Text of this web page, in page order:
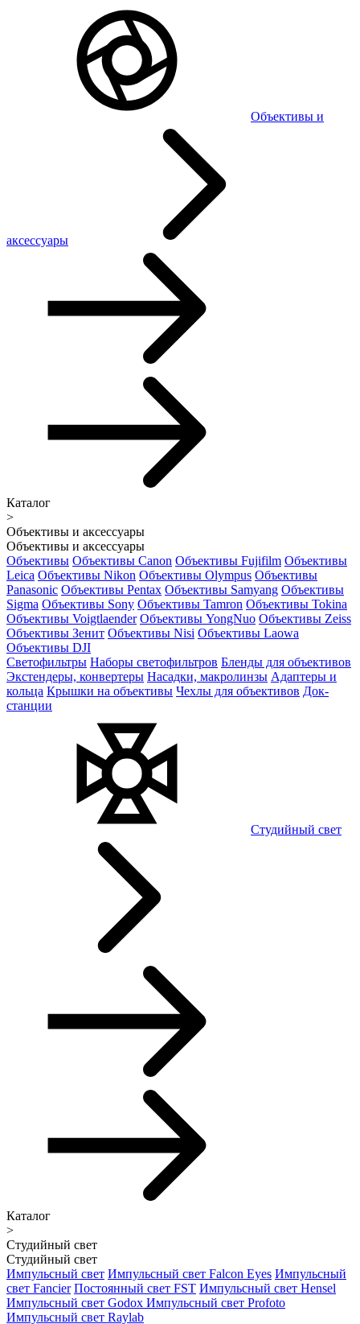
Объективы и
аксессуары
Каталог
>
Объективы и аксессуары
Объективы и аксессуары
Объективы Объективы Canon Объективы Fujifilm Объективы
Leica Объективы Nikon Объективы Olympus Объективы
Panasonic Объективы Pentax Объективы Samyang Объективы
Sigma Объективы Sony Объективы Tamron Объективы Tokina
Объективы Voigtlaender Объективы YongNuo Объективы Zeiss
Объективы Зенит Объективы Nisi Объективы Laowa
Объективы DJI
Светофильтры Наборы светофильтров Бленды для объективов
Экстендеры, конвертеры Насадки, макролинзы Адаптеры и
кольца Крышки на объективы Чехлы для объективов Док-
станции
Студийный свет
Каталог
>
Студийный свет
Студийный свет
Импульсный свет Импульсный свет Falcon Eyes Импульсный
свет Fancier Постоянный свет FST Импульсный свет Hensel
Импульсный свет Godox Импульсный свет Profoto
Импульсный свет Raylab